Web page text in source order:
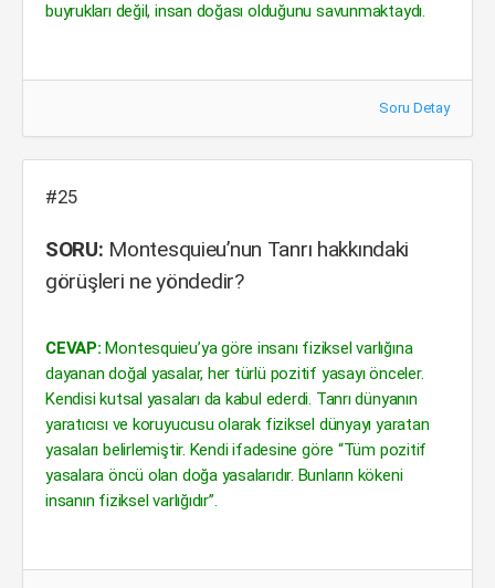
buyrukları değil, insan doğası olduğunu savunmaktaydı.
Soru Detay
#25
SORU: Montesquieu’nun Tanrı hakkındaki
görüşleri ne yöndedir?
CEVAP: Montesquieu’ya göre insanı fiziksel varlığına
dayanan doğal yasalar, her türlü pozitif yasayı önceler.
Kendisi kutsal yasaları da kabul ederdi. Tanrı dünyanın
yaratıcısı ve koruyucusu olarak fiziksel dünyayı yaratan
yasaları belirlemiştir. Kendi ifadesine göre “Tüm pozitif
yasalara öncü olan doğa yasalarıdır. Bunların kökeni
insanın fiziksel varlığıdır”.